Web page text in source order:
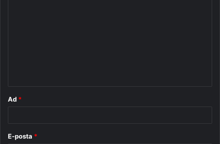
Ad *
E-posta *